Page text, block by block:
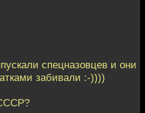
спецназовцев и они
забивали :-))))